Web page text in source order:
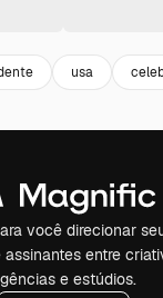
usa
você direcionar
assinantes entre
e estúdios.